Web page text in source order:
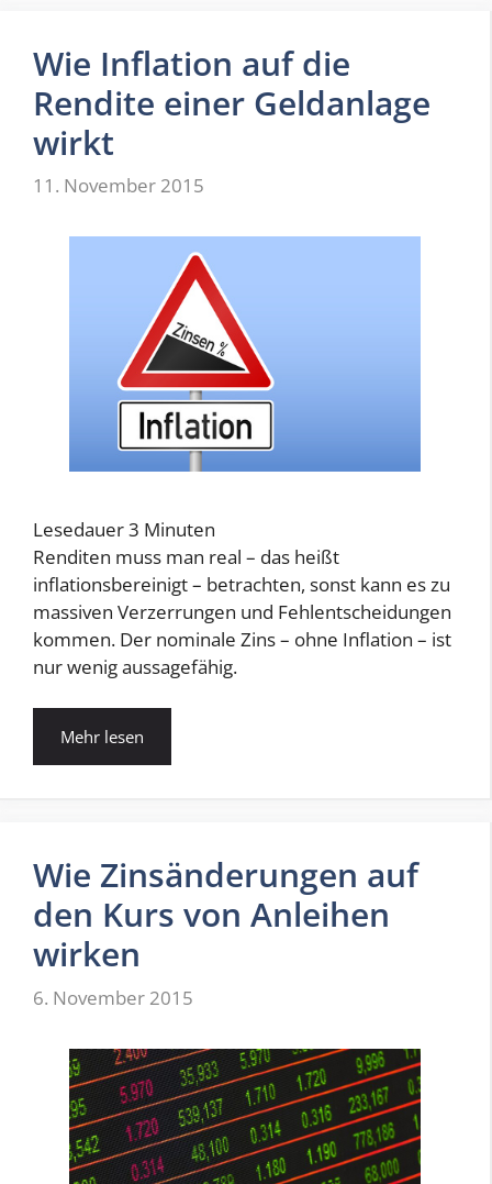
Wie Inflation auf die
Rendite einer Geldanlage
wirkt
11. November 2015
Lesedauer3 Minuten
Renditen muss man real – das heißt
inflationsbereinigt – betrachten, sonst kann es zu
massiven Verzerrungen und Fehlentscheidungen
kommen. Der nominale Zins – ohne Inflation – ist
nur wenig aussagefähig.
Mehr lesen
Wie Zinsänderungen auf
den Kurs von Anleihen
wirken
6. November 2015